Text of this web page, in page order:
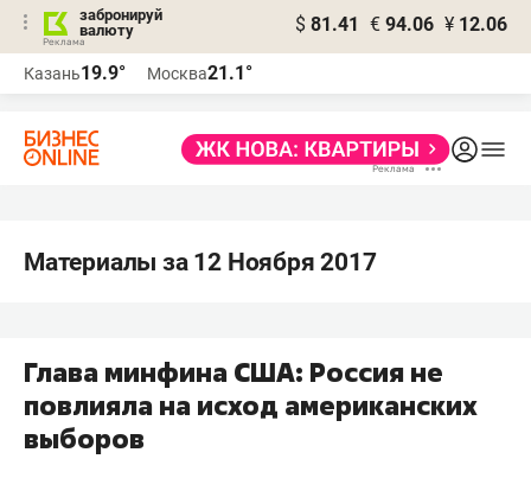
забронируй
валюту
$ 81.41 € 94.06 ¥ 12.06
Казань19.9° Москва21.1°
Материалы за 12 Ноября 2017
​Глава минфина США: Россия не
повлияла на исход американских
выборов